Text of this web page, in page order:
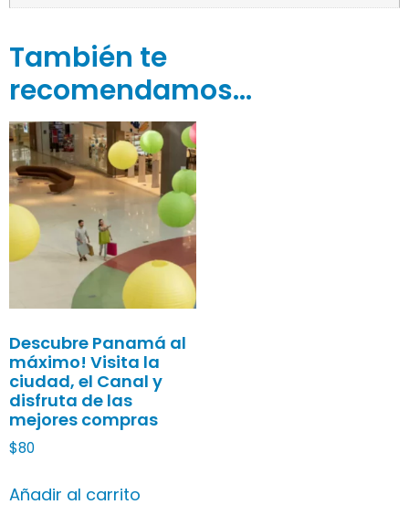
También te
recomendamos…
Descubre Panamá al
máximo! Visita la
ciudad, el Canal y
disfruta de las
mejores compras
$80
Añadir al carrito